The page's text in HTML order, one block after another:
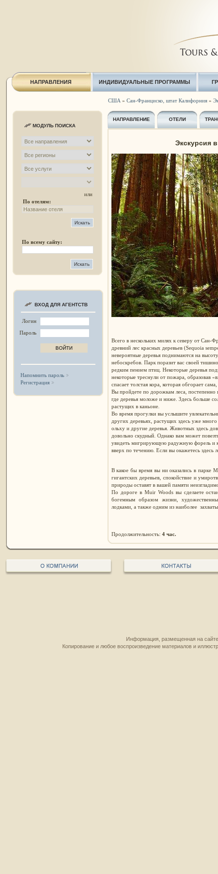
НАПРАВЛЕНИЯ ИНДИВИДУАЛЬНЫЕ ПРОГРАММЫ
МОДУЛЬ ПОИСКА
или
По отелям:
По всему сайту:
ВХОД ДЛЯ АГЕНТСТВ
Логин
Пароль
Напомнить пароль
Регистрация
США » Сан-Франциско, штат Калифорния»
НАПРАВЛЕНИЕ ОТЕЛИ
Экскурсия
Всего в нескольких милях к северу от Сан-
древний лес красных деревьев (Sequoia
невероятные деревья поднимаются на
небоскребов. Парк поразит вас своей
редким пением птиц. Некоторые деревья
некоторые треснули от пожара, образовав
спасает толстая кора, которая обгорает
Вы пройдете по дорожкам леса, постепенно
где деревья моложе и ниже. Здесь больше
растущих в каньоне.
Во время прогулки вы услышите
других деревьях, растущих здесь уже
ольху и другие деревья. Животных здесь
довольно скудный. Однако вам может
увидеть мигрирующую радужную форель и
вверх по течению. Если вы окажетесь здесь
В какое бы время вы ни оказались в парке
гигантских деревьев, спокойствие и
природы оставят в вашей памяти
По дороге в Muir Woods вы сделаете
богемным образом жизни,
лодками, а также одним из наиболее
Продолжительность: 4 час.
Информация, размещенная на
Копирование и любое воспроизведение материалов и